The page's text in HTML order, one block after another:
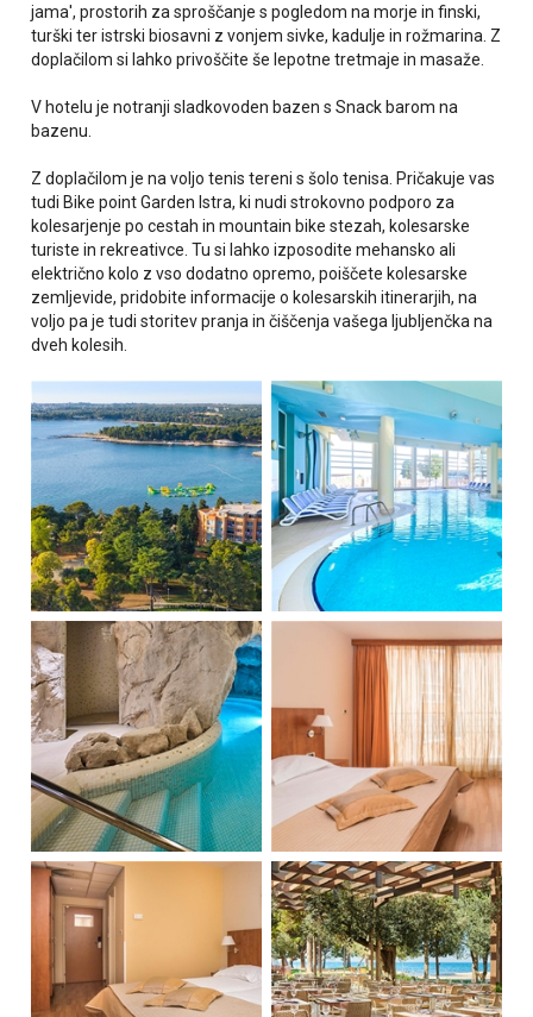
jama', prostorih za sproščanje s pogledom na morje in finski,
turški ter istrski biosavni z vonjem sivke, kadulje in rožmarina. Z
doplačilom si lahko privoščite še lepotne tretmaje in masaže.
V hotelu je notranji sladkovoden bazen s Snack barom na
bazenu.
Z doplačilom je na voljo tenis tereni s šolo tenisa. Pričakuje vas
tudi Bike point Garden Istra, ki nudi strokovno podporo za
kolesarjenje po cestah in mountain bike stezah, kolesarske
turiste in rekreativce. Tu si lahko izposodite mehansko ali
električno kolo z vso dodatno opremo, poiščete kolesarske
zemljevide, pridobite informacije o kolesarskih itinerarjih, na
voljo pa je tudi storitev pranja in čiščenja vašega ljubljenčka na
dveh kolesih.